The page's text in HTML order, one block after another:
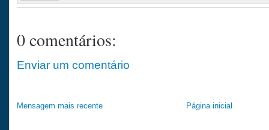
0 comentários:
Enviar um comentário
Mensagem mais recente Página inicial